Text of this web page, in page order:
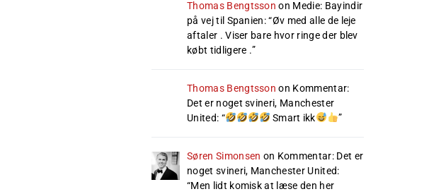
Thomas Bengtsson on Medie: Bayindir
på vej til Spanien: “Øv med alle de leje
aftaler . Viser bare hvor ringe der blev
købt tidligere .”
Thomas Bengtsson on Kommentar:
Det er noget svineri, Manchester
United: “ Smart ikk ”
Søren Simonsen on Kommentar: Det er
noget svineri, Manchester United:
“Men lidt komisk at læse den her